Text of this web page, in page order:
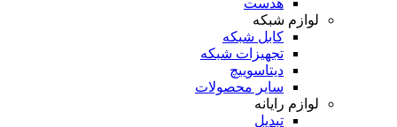
لوازم شبکه
کابل شبکه
تجهیزات شبکه
دیتاسوییچ
سایر محصولات
لوازم رایانه
تبدیل